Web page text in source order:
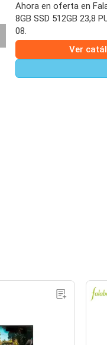
Ahora en oferta en
8GB SSD 512GB 23,8
08.
Ver